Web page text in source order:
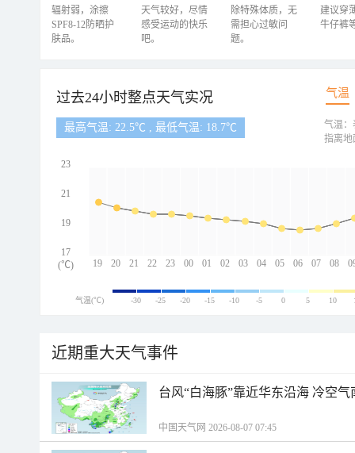
辐射弱，涂擦
SPF8-12防晒护
肤品。
天气较好，尽情
感受运动的快乐
吧。
除特殊体质，无
需担心过敏问
题。
建议穿
牛仔裤
过去24小时整点天气实况 气温
最高气温: 22.5℃ , 最低气温: 18.7℃
19 20 21 22 23 00 01 02 03 04 05 06 07 08
23
21
19
17
(℃)
气温：
指离地
气温(℃) -30 -25 -20 -15 -10 -5 0 5 10
近期重大天气事件
台风“白海豚”靠近华东沿海 冷空
中国天气网 2026-08-07 07:45